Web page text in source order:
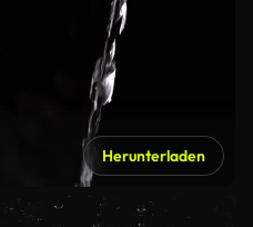
Herunterladen